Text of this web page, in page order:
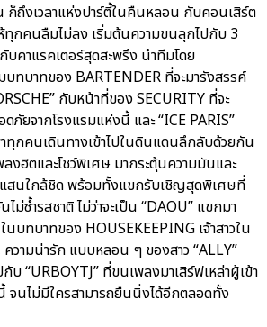
ถึงเวลาแห่งปาร์ตี้ในคืนหลอน กับคอนเสิร์ต
ทุกคนลืมไม่ลง เริ่มต้นความขนลุกไปกับ 3
คาแรคเตอร์สุดสะพรึง นำทีมโดย
บทบาทของ BARTENDER ที่จะมารังสรรค์
กับหน้าที่ของ SECURITY ที่จะ
ยจากโรงแรมแห่งนี้ และ “ICE PARIS”
ทุกคนเดินทางเข้าไปในดินแดนลึกลับด้วยกัน
งฮิตและโชว์พิเศษ มากระตุ้นความมันและ
สนใกล้ชิด พร้อมทั้งแขกรับเชิญสุดพิเศษที่
ม่ซ้ำรสชาติ ไม่ว่าจะเป็น “DAOU” แขกมา
นบทบาทของ HOUSEKEEPING เจ้าสาวใน
วามน่ารัก แบบหลอน ๆ ของสาว “ALLY”
บ “URBOYTJ” ที่ขนเพลงมาเสิร์ฟเหล่าผู้เข้า
จนไม่มีใครสามารถยืนนิ่งได้อีกตลอดทั้ง